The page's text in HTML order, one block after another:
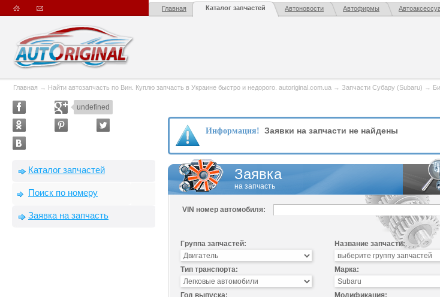
Главная Каталог запчастей Автоновости Автофирмы
Главная → Найти автозапчасть по Вин. Куплю запчасть в Украине быстро и недорого. autoriginal.com.ua → Запчасти Субару (Subaru) →
undefined
Каталог запчастей
Поиск по номеру
Заявка на запчасть
Информация! Заявки на запчасти не найдены
Заявка
на запчасть
VIN номер автомобиля:
Группа запчастей: Название запчасти:
Тип транспорта: Марка:
Год выпуска: Модификация: